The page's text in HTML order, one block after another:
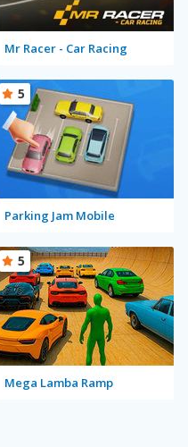
Mr Racer - Car Racing
Parking Jam Mobile
5
Mega Lamba Ramp
5